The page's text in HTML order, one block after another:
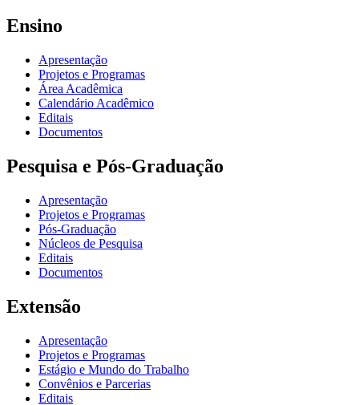
Ensino
Apresentação
Projetos e Programas
Área Acadêmica
Calendário Acadêmico
Editais
Documentos
Pesquisa e Pós-Graduação
Apresentação
Projetos e Programas
Pós-Graduação
Núcleos de Pesquisa
Editais
Documentos
Extensão
Apresentação
Projetos e Programas
Estágio e Mundo do Trabalho
Convênios e Parcerias
Editais